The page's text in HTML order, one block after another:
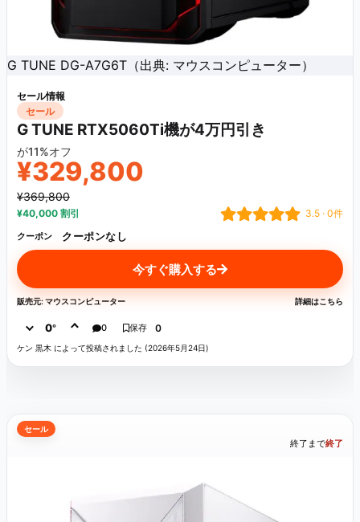
G TUNE DG-A7G6T（出典: マウスコンピューター）
セール情報
セール
G TUNE RTX5060Ti機が4万円引き
が11%オフ
¥329,800
¥369,800
¥40,000 割引 3.5 · 0件
クーポン クーポンなし
今すぐ購入する
販売元: マウスコンピューター 詳細はこちら
0° 0 保存 0
ケン 黒木 によって投稿されました (2026年5月24日)
セール
終了まで終了